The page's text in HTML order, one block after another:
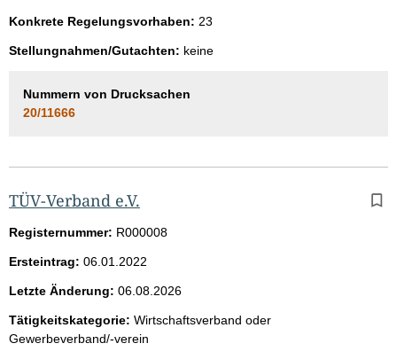
Konkrete Regelungsvorhaben: 23
Stellungnahmen/Gutachten: keine
Nummern von Drucksachen
20/11666
TÜV-Verband e.V.
Registernummer: R000008
Ersteintrag: 06.01.2022
Letzte Änderung: 06.08.2026
Tätigkeitskategorie: Wirtschaftsverband oder
Gewerbeverband/-verein